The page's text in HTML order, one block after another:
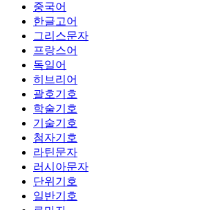
중국어
한글고어
그리스문자
프랑스어
독일어
히브리어
괄호기호
학술기호
기술기호
첨자기호
라틴문자
러시아문자
단위기호
일반기호